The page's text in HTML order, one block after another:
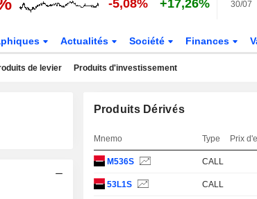
-5,08% +17,26% 30/07
Actualités Société Finances
de levier Produits d'investissement
Produits Dérivés
Mnemo Type Prix
M536S CALL
53L1S CALL